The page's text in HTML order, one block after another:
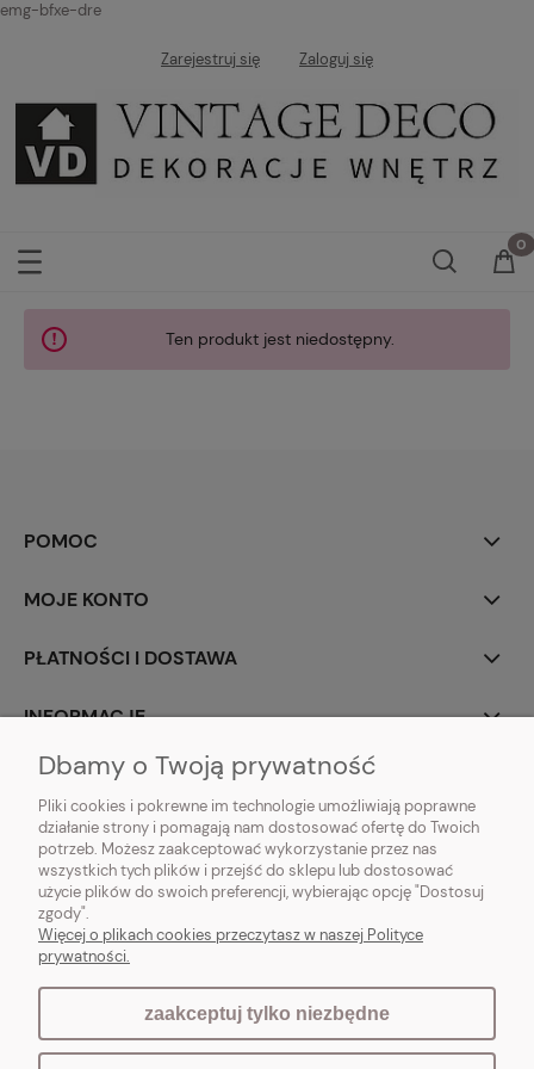
emg-bfxe-dre
Zarejestruj się Zaloguj się
Ten produkt jest niedostępny.
POMOC
MOJE KONTO
PŁATNOŚCI I DOSTAWA
INFORMACJE
O NAS
Vintagedeco.pl - sklep internetowy - meble i artykuły dekoracyjne do domu
i ogrodu w stylu vintage, skandynawskim, prowansalskim, boho, shabby
chic, industrialnym i loft.
Dbamy o Twoją prywatność
Pliki cookies i pokrewne im technologie umożliwiają poprawne
działanie strony i pomagają nam dostosować ofertę do Twoich
potrzeb. Możesz zaakceptować wykorzystanie przez nas
wszystkich tych plików i przejść do sklepu lub dostosować
użycie plików do swoich preferencji, wybierając opcję "Dostosuj
zgody".
Więcej o plikach cookies przeczytasz w naszej Polityce
prywatności.
zaakceptuj tylko niezbędne